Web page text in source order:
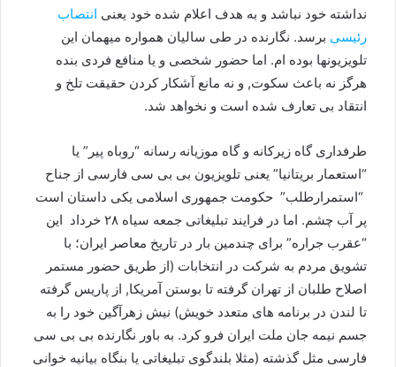
نداشته خود نباشد و به هدف اعلام شده خود یعنی انتصاب
رئیسی برسد. نگارنده در طی سالیان همواره میهمان این
تلویزیونها بوده ام. اما حضور شخصی و یا منافع فردی بنده
هرگز نه باعث سکوت, و نه مانع آشکار کردن حقیقت تلخ و
انتقاد بی تعارف شده است و نخواهد شد.
طرفداری گاه زیرکانه و گاه موزیانه رسانه “روباه پیر” یا
“استعمار بریتانیا” یعنی تلویزیون بی بی سی فارسی از جناح
“استمرارطلب” حکومت جمهوری اسلامی یکی داستان است
پر آب چشم. اما در فرایند تبلیغاتی جمعه سیاه ۲٨ خرداد این
“عقرب جراره” برای چندمین بار در تاریخ معاصر ایران؛ با
تشویق مردم به شرکت در انتخابات (از طریق حضور مستمر
اصلاح طلبان از تهران گرفته تا بوستن آمریکا, از پاریس گرفته
تا لندن در برنامه های متعدد خویش) نیش زهرآگین خود را به
جسم نیمه جان ملت ایران فرو کرد. به باور نگارنده بی بی سی
فارسی مثل گذشته (مثلا بلندگوی تبلیغاتی یا بنگاه بیانیه خوانی